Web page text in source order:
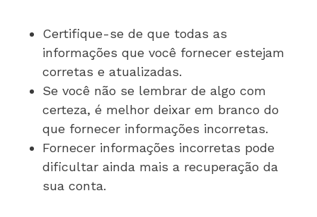
Certifique-se de que todas as
informações que você fornecer estejam
corretas e atualizadas.
Se você não se lembrar de algo com
certeza, é melhor deixar em branco do
que fornecer informações incorretas.
Fornecer informações incorretas pode
dificultar ainda mais a recuperação da
sua conta.